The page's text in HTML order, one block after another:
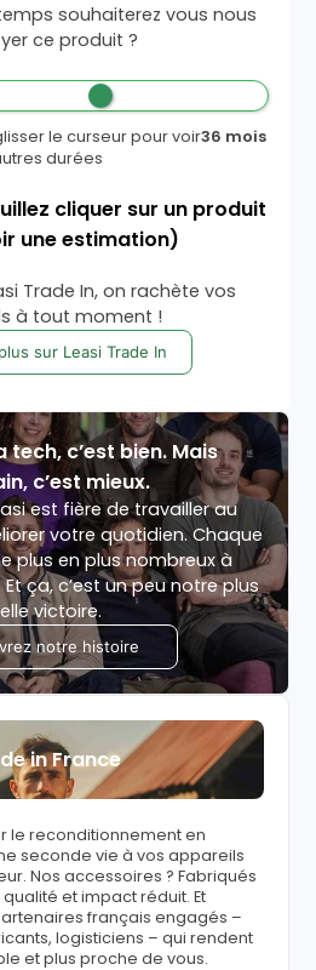
souhaiterez vous nous
ce produit ?
le curseur pour voir
durées
36 mois
cliquer sur un produit
une estimation)
Trade In, on rachète vos
à tout moment !
sur Leasi Trade In
tech, c’est bien. Mais
c’est mieux.
est fière de travailler au
votre quotidien. Chaque
plus en plus nombreux à
Et ça, c’est un peu notre plus
victoire.
notre histoire
in France
le reconditionnement en
seconde vie à vos appareils
Nos accessoires ? Fabriqués
et impact réduit. Et
français engagés –
logisticiens – qui rendent
et plus proche de vous.